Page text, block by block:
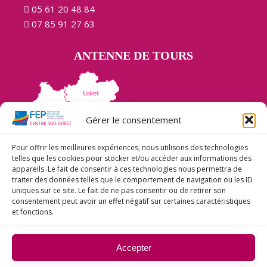
Gérer le consentement
Pour offrir les meilleures expériences, nous utilisons des technologies
telles que les cookies pour stocker et/ou accéder aux informations des
appareils. Le fait de consentir à ces technologies nous permettra de
traiter des données telles que le comportement de navigation ou les ID
uniques sur ce site. Le fait de ne pas consentir ou de retirer son
consentement peut avoir un effet négatif sur certaines caractéristiques
et fonctions.
Accepter
05 61 20 48 84
07 85 91 27 63
ANTENNE DE TOURS
Maison des Métiers de la Propreté
34 Rue du Sergent Leclerc
37 000 TOURS
05 61 20 48 84